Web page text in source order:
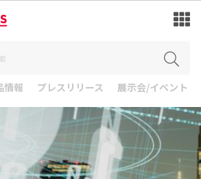
情報 プレスリリース 展示会/イベント